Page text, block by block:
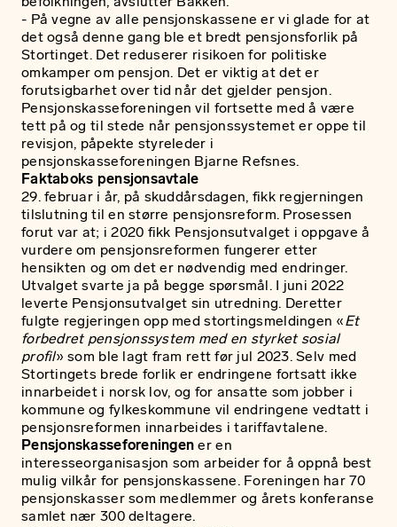
- På vegne av alle pensjonskassene er vi glade for at
det også denne gang ble et bredt pensjonsforlik på
Stortinget. Det reduserer risikoen for politiske
omkamper om pensjon. Det er viktig at det er
forutsigbarhet over tid når det gjelder pensjon.
Pensjonskasseforeningen vil fortsette med å være
tett på og til stede når pensjonssystemet er oppe til
revisjon, påpekte styreleder i
pensjonskasseforeningen Bjarne Refsnes.
Faktaboks pensjonsavtale
29. februar i år, på skuddårsdagen, fikk regjerningen
tilslutning til en større pensjonsreform. Prosessen
forut var at; i 2020 fikk Pensjonsutvalget i oppgave å
vurdere om pensjonsreformen fungerer etter
hensikten og om det er nødvendig med endringer.
Utvalget svarte ja på begge spørsmål. I juni 2022
leverte Pensjonsutvalget sin utredning. Deretter
fulgte regjeringen opp med stortingsmeldingen «Et
forbedret pensjonssystem med en styrket sosial
profil» som ble lagt fram rett før jul 2023. Selv med
Stortingets brede forlik er endringene fortsatt ikke
innarbeidet i norsk lov, og for ansatte som jobber i
kommune og fylkeskommune vil endringene vedtatt i
pensjonsreformen innarbeides i tariffavtalene.
Pensjonskasseforeningen er en
interesseorganisasjon som arbeider for å oppnå best
mulig vilkår for pensjonskassene. Foreningen har 70
pensjonskasser som medlemmer og årets konferanse
samlet nær 300 deltagere.